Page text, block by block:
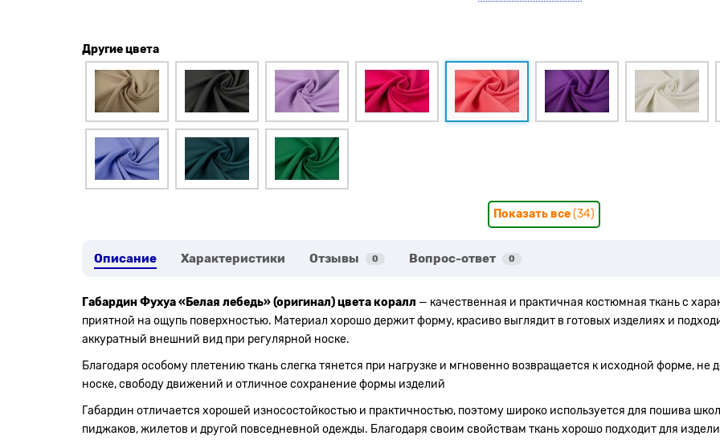
Другие цвета
Показать все(34)
Описание Характеристики Отзывы 0 Вопрос-ответ 0
Габардин Фухуа «Белая лебедь» (оригинал) цвета коралл — качественная и практичная костюмная ткань с
приятной на ощупь поверхностью. Материал хорошо держит форму, красиво выглядит в готовых изделиях и
аккуратный внешний вид при регулярной носке.
Благодаря особому плетению ткань слегка тянется при нагрузке и мгновенно возвращается к исходной форме,
носке, свободу движений и отличное сохранение формы изделий
Габардин отличается хорошей износостойкостью и практичностью, поэтому широко используется для пошива
пиджаков, жилетов и другой повседневной одежды. Благодаря своим свойствам ткань хорошо подходит для